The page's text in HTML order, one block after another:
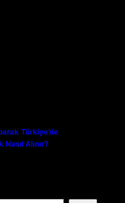
Türkiye’de
Nasıl Alınır?